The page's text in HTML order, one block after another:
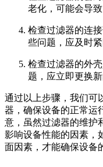
老化，可能会导
检查过滤器的连
些问题，应及时紧
检查过滤器的外
题，应立即更换新
通过以上步骤，我们可
器，确保设备的正常运
意，虽然过滤器的维护
影响设备性能的因素，
面因素，才能确保设备